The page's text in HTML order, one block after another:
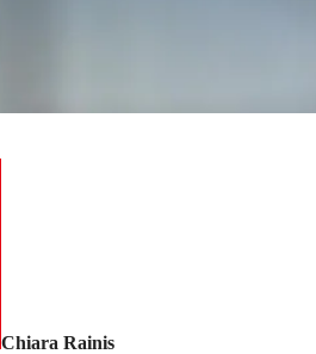
Chiara Rainis